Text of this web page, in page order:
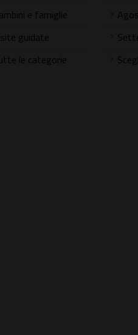
e famiglie
guidate
le categorie